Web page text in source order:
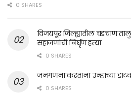
0 SHARES
विजयपूर जिल्ह्यातील चडचाण
सहाजणांची निर्घृण हत्या
0 SHARES
जनगणना करताना उन्हाच्या
0 SHARES